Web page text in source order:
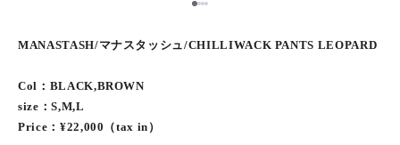
123
MANASTASH/マナスタッシュ/CHILLIWACK PANTS LEOPARD
Col：BLACK,BROWN
size：S,M,L
Price：¥22,000（tax in）